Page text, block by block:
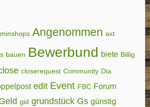
Angenommen axt
bauen Bewerbund biete Billig
closerequest Community Dia
edit Event FBC Forum
gid grundstück Gs günstig